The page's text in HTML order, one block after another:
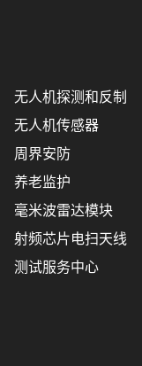
无人机探测和反制
无人机传感器
周界安防
养老监护
毫米波雷达模块
射频芯片电扫天线
测试服务中心